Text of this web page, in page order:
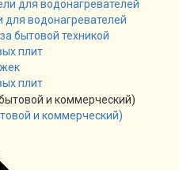
для водонагревателей
бытовой техникой
плит
плит
и коммерческий)